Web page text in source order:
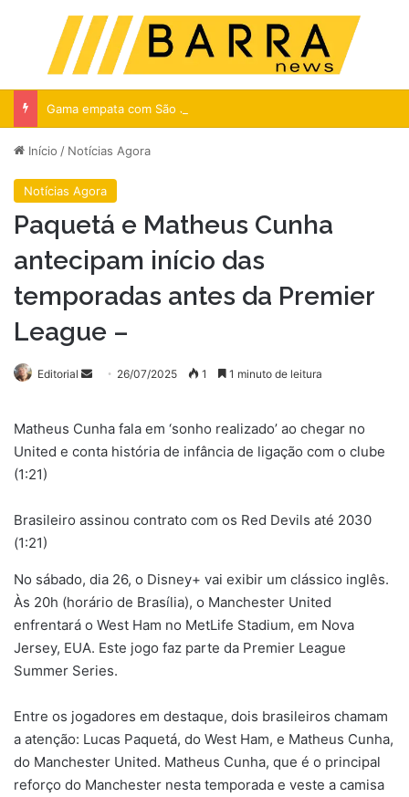
Menu
Gama empata com São José e decide acesso no Bezerrão
Início / Notícias Agora
Notícias Agora
Paquetá e Matheus Cunha
antecipam início das
temporadas antes da Premier
League –
Editorial
Mande
mail
26/07/2025 1 1 minuto de leitura
Matheus Cunha fala em ‘sonho realizado’ ao chegar no
United e conta história de infância de ligação com o clube
(1:21)
Brasileiro assinou contrato com os Red Devils até 2030
(1:21)
No sábado, dia 26, o Disney+ vai exibir um clássico inglês.
Às 20h (horário de Brasília), o Manchester United
enfrentará o West Ham no MetLife Stadium, em Nova
Jersey, EUA. Este jogo faz parte da Premier League
Summer Series.
Entre os jogadores em destaque, dois brasileiros chamam
a atenção: Lucas Paquetá, do West Ham, e Matheus Cunha,
do Manchester United. Matheus Cunha, que é o principal
reforço do Manchester nesta temporada e veste a camisa